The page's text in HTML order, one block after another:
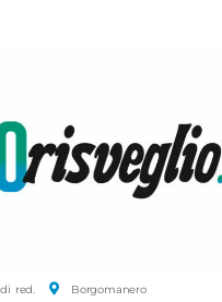
di red. Borgomanero